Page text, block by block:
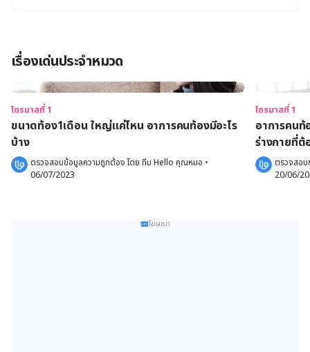
เรื่องเด่นประจำหมวด
ไตรมาสที่ 1
ขนาดท้อง1เดือน ใหญ่แค่ไหน อาการคนท้องมีอะไร
บ้าง
ตรวจสอบข้อมูลความถูกต้อง โดย ทีม Hello คุณหมอ •
06/07/2023
ไตรมาสที่ 1
อาการคน
ร่างกายที่
ตรวจสอ
20/06/
โฆษณา